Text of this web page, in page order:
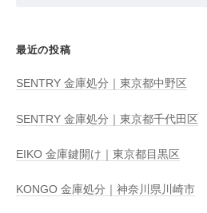
最近の投稿
SENTRY 金庫処分｜東京都中野区
SENTRY 金庫処分｜東京都千代田区
EIKO 金庫鍵開け｜東京都目黒区
KONGO 金庫処分｜神奈川県川崎市